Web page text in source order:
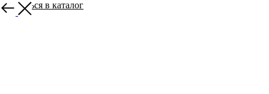
Вернуться в каталог